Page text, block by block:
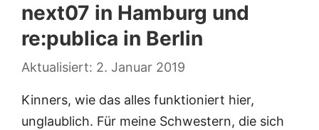
next07 in Hamburg und
re:publica in Berlin
2. Januar 2019
Kinners, wie das alles funktioniert hier,
unglaublich. Für meine Schwestern, die sich